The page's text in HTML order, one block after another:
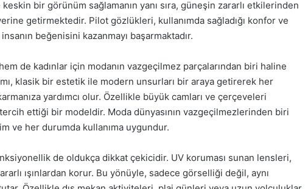
bir görünüm sağlamanın yanı sıra, güneşin zararlı etkilerinden
getirmektedir. Pilot gözlükleri, kullanımda sağladığı konfor ve
beğenisini kazanmayı başarmaktadır.
de kadınlar için modanın vazgeçilmez parçalarından biri haline
klasik bir estetik ile modern unsurları bir araya getirerek her
yardımcı olur. Özellikle büyük camları ve çerçeveleri
ettiği bir modeldir. Moda dünyasının vazgeçilmezlerinden biri
ve her durumda kullanıma uygundur.
de oldukça dikkat çekicidir. UV koruması sunan lensleri,
ışınlardan korur. Bu yönüyle, sadece görselliği değil, aynı